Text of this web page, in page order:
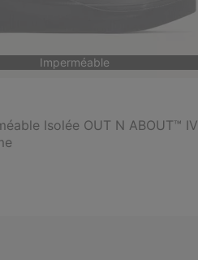
Imperméable
Isolée OUT N ABOUT™ IV